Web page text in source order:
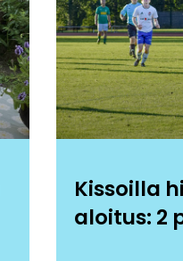
Kissoilla
aloitus: 2